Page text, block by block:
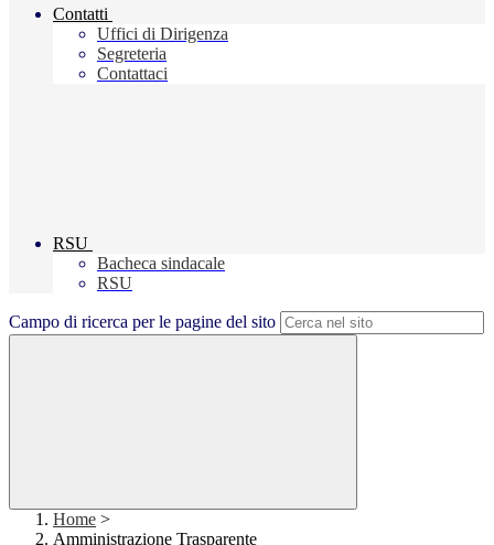
Contatti
Uffici di Dirigenza
Segreteria
Contattaci
RSU
Bacheca sindacale
RSU
Campo di ricerca per le pagine del sito
Home >
Amministrazione Trasparente